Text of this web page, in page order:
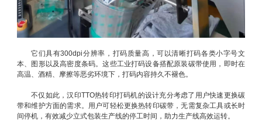
它们具有300dpi分辨率，打码质量高，可以清晰打码各类小字号文
本、图形以及高密度条码。这些工业打码设备搭配原装碳带使用，即时在
高温、酒精、摩擦等恶劣环境下，打码内容持久不褪色。
不仅如此，汉印TTO热转印打码机的设计充分考虑了用户快速更换碳
带和维护方面的需求。用户可轻松更换热转印碳带，无需复杂工具或长时
间停机，有效减少立式包装生产线的停工时间，助力生产线高效运转。